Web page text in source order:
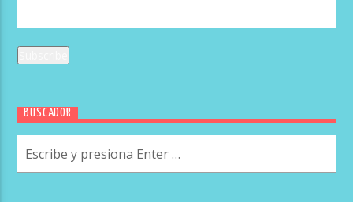
BUSCADOR